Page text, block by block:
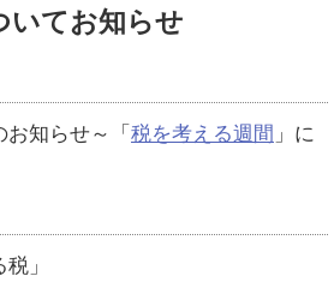
いてお知らせ
知らせ～「 税を考える週間 」に
」